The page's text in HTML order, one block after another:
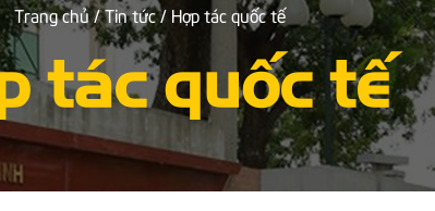
Trang chủ/ Tin tức/ Hợp tác quốc tế
tác quốc tế